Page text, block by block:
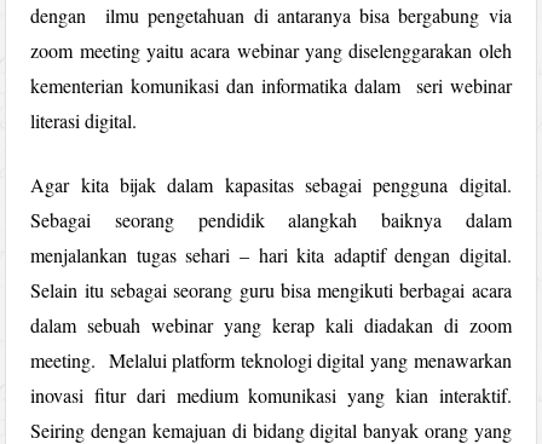
dengan ilmu pengetahuan di antaranya bisa bergabung via
zoom meeting yaitu acara webinar yang diselenggarakan oleh
kementerian komunikasi dan informatika dalam seri webinar
literasi digital.
Agar kita bijak dalam kapasitas sebagai pengguna digital.
Sebagai seorang pendidik alangkah baiknya dalam
menjalankan tugas sehari – hari kita adaptif dengan digital.
Selain itu sebagai seorang guru bisa mengikuti berbagai acara
dalam sebuah webinar yang kerap kali diadakan di zoom
meeting. Melalui platform teknologi digital yang menawarkan
inovasi fitur dari medium komunikasi yang kian interaktif.
Seiring dengan kemajuan di bidang digital banyak orang yang